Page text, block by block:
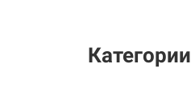
Категории